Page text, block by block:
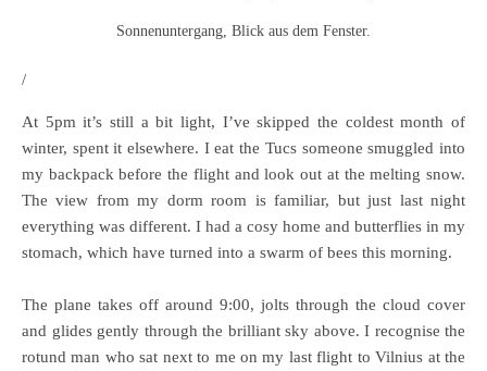
Sonnenuntergang, Blick aus dem Fenster.
/
At 5pm it’s still a bit light, I’ve skipped the coldest month of
winter, spent it elsewhere. I eat the Tucs someone smuggled into
my backpack before the flight and look out at the melting snow.
The view from my dorm room is familiar, but just last night
everything was different. I had a cosy home and butterflies in my
stomach, which have turned into a swarm of bees this morning.
The plane takes off around 9:00, jolts through the cloud cover
and glides gently through the brilliant sky above. I recognise the
rotund man who sat next to me on my last flight to Vilnius at the